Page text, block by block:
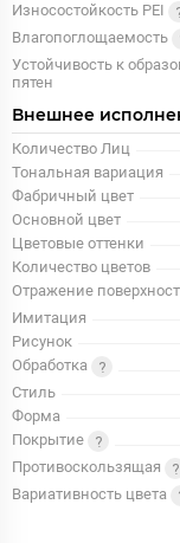
Износостойкость PEI
Влагопоглощаемость
Устойчивость к
пятен
Внешнее
Количество Лиц
Тональная вариация
Фабричный цвет
Основной цвет
Цветовые оттенки
Количество цветов
Отражение
Имитация
Рисунок
Обработка
Стиль
Форма
Покрытие
Противоскользящая
Вариативность цвета